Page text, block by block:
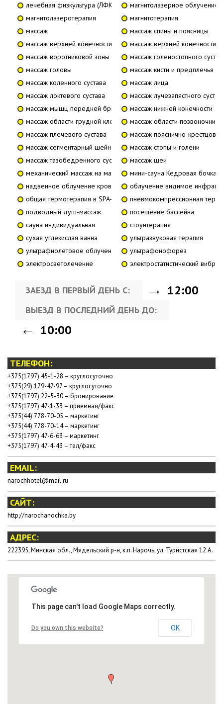
лечебная физкультура (ЛФК)
магнитолазерное облучение
магнитолазеротерапия
магнитотерапия
массаж
массаж спины и поясницы
массаж верхней конечности
массаж верхней конечности,
массаж воротниковой зоны
массаж голеностопного
массаж головы
массаж кисти и предплечья
массаж коленного сустава
массаж лица
массаж локтевого сустава
массаж лучезапястного
массаж мышц передней брюшной стенкимассаж нижней конечности
массаж области грудной клетки
массаж области позвоночника
массаж плечевого сустава
массаж пояснично-
массаж сегментарный шейно-грудного отдела позвоночника
массаж стопы и голени
массаж тазобедренного сустава массаж шеи
механический массаж на массажной кушеткемини-сауна Кедровая бочка
надвенное облучение крови импульсным лазерным
облучение видимое
общая термотерапия в SPA-капсулепневмокомпрессионная
подводный душ-массаж
посещение бассейна
сауна индивидуальная
стоунтерапия
сухая углекислая ванна
ультразвуковая терапия
ультрафиолетовое облучение
ультрафонофорез
электросветолечение
электростатистический
ЗАЕЗД В ПЕРВЫЙ ДЕНЬ С: 12:00
ВЫЕЗД В ПОСЛЕДНИЙ ДЕНЬ ДО:
10:00
ТЕЛЕФОН:
+375(1797) 45-1-28 – круглосуточно
+375(29) 179-47-97 – круглосуточно
+375(1797) 22-5-30 – бронирование
+375(1797) 47-1-33 – приемная/факс
+375(44) 778-70-05 – маркетинг
+375(44) 778-70-14 – маркетинг
+375(1797) 47-6-63 – маркетинг
+375(1797) 47-4-43 – тел/факс
EMAIL:
narochhotel@mail.ru
САЙТ:
http://narochanochka.by
АДРЕС:
222395, Минская обл., Мядельский р-н, к.п. Нарочь, ул. Туристская 12 А.
This page can't load Google Maps correctly.
Do you own this website? OK